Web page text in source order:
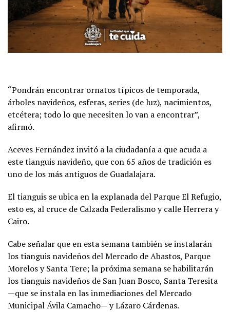
“Pondrán encontrar ornatos típicos de temporada,
árboles navideños, esferas, series (de luz), nacimientos,
etcétera; todo lo que necesiten lo van a encontrar”,
afirmó.
Aceves Fernández invitó a la ciudadanía a que acuda a
este tianguis navideño, que con 65 años de tradición es
uno de los más antiguos de Guadalajara.
El tianguis se ubica en la explanada del Parque El Refugio,
esto es, al cruce de Calzada Federalismo y calle Herrera y
Cairo.
Cabe señalar que en esta semana también se instalarán
los tianguis navideños del Mercado de Abastos, Parque
Morelos y Santa Tere; la próxima semana se habilitarán
los tianguis navideños de San Juan Bosco, Santa Teresita
—que se instala en las inmediaciones del Mercado
Municipal Ávila Camacho— y Lázaro Cárdenas.